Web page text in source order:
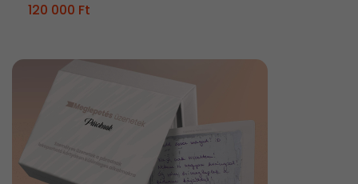
120 000 Ft